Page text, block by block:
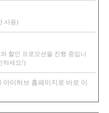
사용)
할인 프로모션을 진행 중입니
하세요!)
이허브 홈페이지로 바로 이